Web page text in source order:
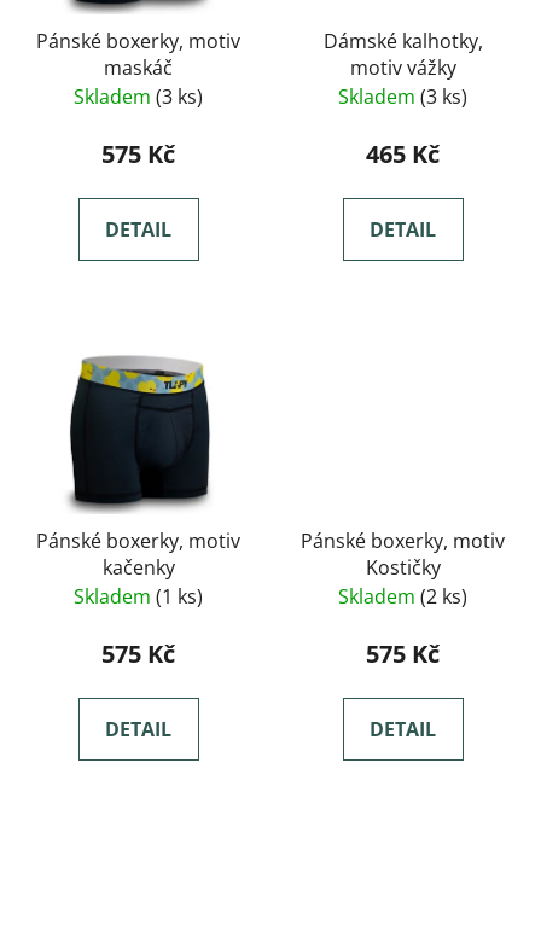
Pánské boxerky, motiv
maskáč
Skladem (3 ks)
575 Kč
DETAIL
Dámské kalhotky,
motiv vážky
Skladem (3 ks)
465 Kč
DETAIL
Pánské boxerky, motiv
kačenky
Skladem (1 ks)
575 Kč
DETAIL
Pánské boxerky, motiv
Kostičky
Skladem (2 ks)
575 Kč
DETAIL